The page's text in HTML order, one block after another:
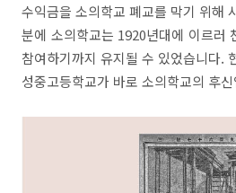
수익금을 소의학교 폐교를 막기 위해
분에 소의학교는 1920년대에 이르러
참여하기까지 유지될 수 있었습니다.
성중고등학교가 바로 소의학교의 후